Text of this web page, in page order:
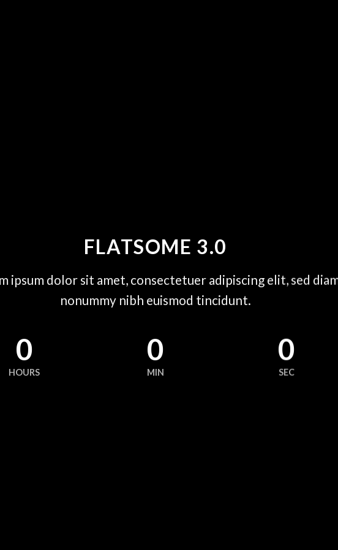
FLATSOME 3.0
ipsum dolor sit amet, consectetuer adipiscing elit, sed
nonummy nibh euismod tincidunt.
0
HOURS
0
MIN
0
SEC